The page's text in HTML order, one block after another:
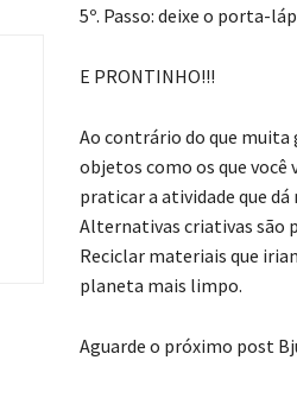
5º. Passo: deixe o porta-
E PRONTINHO!!!
Ao contrário do que muita
objetos como os que você
praticar a atividade que
Alternativas criativas são
Reciclar materiais que
planeta mais limpo.
Aguarde o próximo post